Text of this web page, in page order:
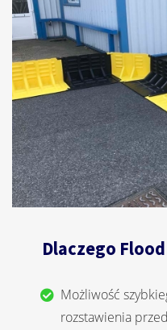
Dlaczego
Możliwość
rozstawienia